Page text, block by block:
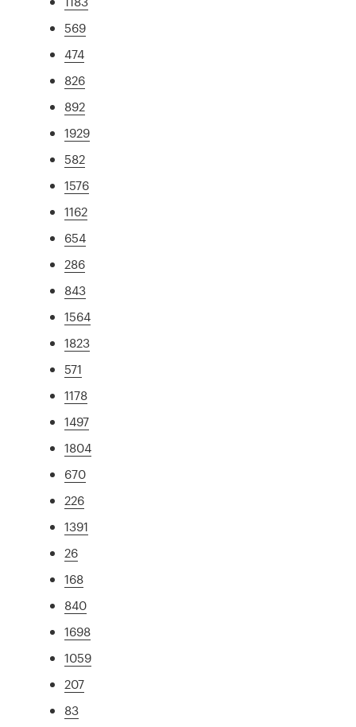
569
474
826
892
1929
582
1576
1162
654
286
843
1564
1823
571
1178
1497
1804
670
226
1391
26
168
840
1698
1059
207
83